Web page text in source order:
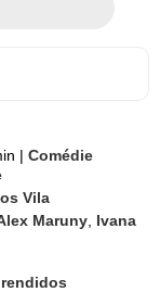
| Comédie
Vila
Maruny Ivana